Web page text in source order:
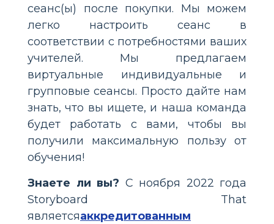
сеанс(ы) после покупки. Мы можем
легко настроить сеанс в
соответствии с потребностями ваших
учителей. Мы предлагаем
виртуальные индивидуальные и
групповые сеансы. Просто дайте нам
знать, что вы ищете, и наша команда
будет работать с вами, чтобы вы
получили максимальную пользу от
обучения!
Знаете ли вы? С ноября 2022 года
Storyboard That
являетсяаккредитованным